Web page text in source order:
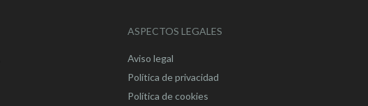
ASPECTOS LEGALES
Aviso legal
Política de privacidad
Política de cookies